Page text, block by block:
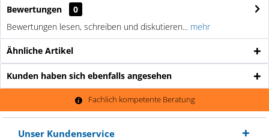
Bewertungen
0
Bewertungen lesen, schreiben und diskutieren... mehr
Ähnliche Artikel
Kunden haben sich ebenfalls angesehen
Fachlich kompetente Beratung
Unser Kundenservice